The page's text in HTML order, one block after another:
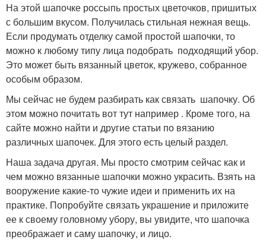
На этой шапочке россыпь простых цветочков, пришитых
с большим вкусом. Получилась стильная нежная вещь.
Если продумать отделку самой простой шапочки, то
можно к любому типу лица подобрать подходящий убор.
Это может быть вязанный цветок, кружево, собранное
особым образом.
Мы сейчас не будем разбирать как связать шапочку. Об
этом можно почитать вот тут например . Кроме того, на
сайте можно найти и другие статьи по вязанию
различных шапочек. Для этого есть целый раздел.
Наша задача другая. Мы просто смотрим сейчас как и
чем можно вязанные шапочки можно украсить. Взять на
вооружение какие-то чужие идеи и применить их на
практике. Попробуйте связать украшение и приложите
ее к своему головному убору, вы увидите, что шапочка
преображает и саму шапочку, и лицо.